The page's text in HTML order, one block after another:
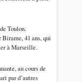
Toulon.
Birame, 41 ans, qui
à Marseille.
au cours de
par d’autres